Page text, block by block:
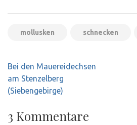
mollusken schnecken
Beitragsnavigation
Bei den Mauereidechsen
am Stenzelberg
(Siebengebirge)
3 Kommentare